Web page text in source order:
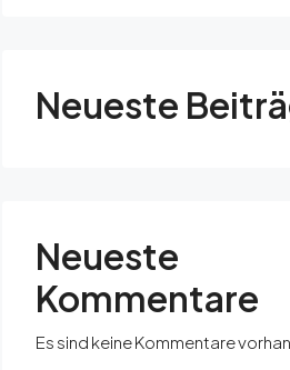
Neueste
Neueste
Kommentare
Es sind keine Kommentare